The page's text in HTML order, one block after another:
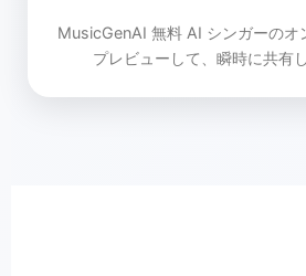
MusicGenAI 無料 AI シンガーのオ
プレビューして、瞬時に共有